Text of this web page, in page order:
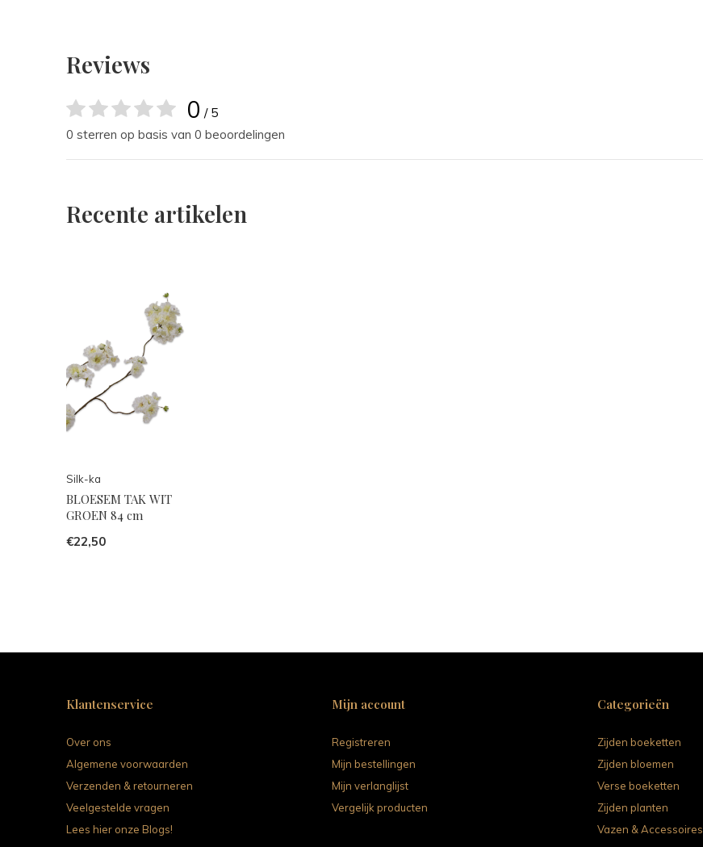
Reviews
0 / 5
0 sterren op basis van 0 beoordelingen
Recente artikelen
Silk-ka
BLOESEM TAK WIT
GROEN 84 cm
€22,50
Klantenservice
Over ons
Algemene voorwaarden
Verzenden & retourneren
Veelgestelde vragen
Lees hier onze Blogs!
Mijn account
Registreren
Mijn bestellingen
Mijn verlanglijst
Vergelijk producten
Categorieën
Zijden boeketten
Zijden bloemen
Verse boeketten
Zijden planten
Vazen & Accessoires